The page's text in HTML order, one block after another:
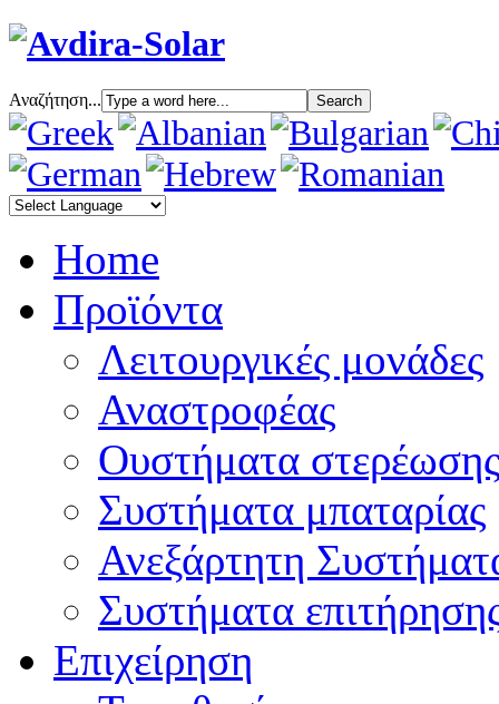
Αναζήτηση...
Home
Προϊόντα
Λειτουργικές μονάδες
Αναστροφέας
Oυστήματα στερέωσης
Συστήματα μπαταρίας
Ανεξάρτητη
Συστήματα
Επιχείρηση